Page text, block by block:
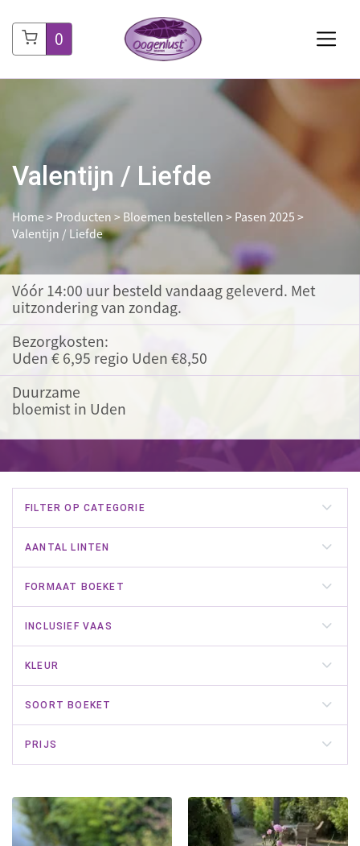
0
Valentijn / Liefde
Home> Producten>Bloemen bestellen>Pasen 2025>
Valentijn / Liefde
Vóór 14:00 uur besteldvandaag geleverd. Met
uitzondering van zondag.
Bezorgkosten:
Uden € 6,95 regio Uden €8,50
Duurzame
bloemist in Uden
FILTER OP CATEGORIE
AANTAL LINTEN
FORMAAT BOEKET
INCLUSIEF VAAS
KLEUR
SOORT BOEKET
PRIJS